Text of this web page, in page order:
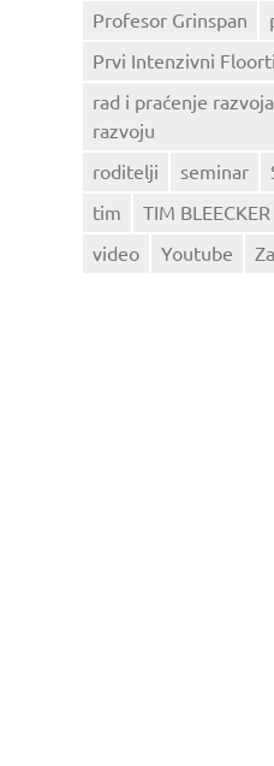
Profesor Grinspan
Prvi Intenzivni
rad i praćenje
razvoju
roditelji
seminar
tim
TIM BLEECKER
video
Youtube